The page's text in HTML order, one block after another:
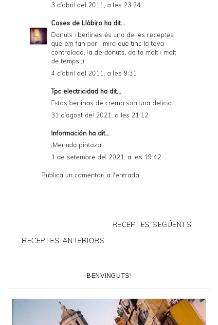
3 d’abril del 2011, a les 23:24
Coses de Llàbiro ha dit...
Donuts i berlines és una de les receptes
que em fan por i mira que tinc la teva
controlada, la de donuts, de fa molt i molt
de temps!;)
4 d’abril del 2011, a les 9:31
Tpc electricidad ha dit...
Estas berlinas de crema son una delicia.
31 d’agost del 2021, a les 21:12
Información ha dit...
¡Menuda pintaza!
1 de setembre del 2021, a les 19:42
Publica un comentari a l'entrada
RECEPTES SEGÜENTS
RECEPTES ANTERIORS
BENVINGUTS!